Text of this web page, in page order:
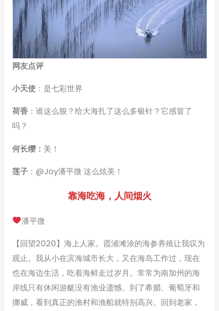
网友点评
小天使 ：是七彩世界
荷香 ：谁这么狠？给大海扎了这么多银针？它感冒了
吗？
何长缨： 美！
莲子 ：@Joy潘平微 这么炫美！
靠海吃海，人间烟火
潘平微
【回望2020】海上人家。霞浦滩涂的海参养殖让我叹为
观止。我从小在滨海城市长大，又在海岛工作过，现在
也在海边生活，吃着海鲜走过岁月。常常为南加州的海
岸线只有休闲游艇没有渔业遗憾。到了希腊、葡萄牙和
挪威，看到真正的渔村和渔船就特别高兴。回到老家，